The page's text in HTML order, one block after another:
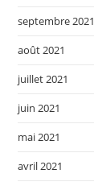
septembre 2021
août 2021
juillet 2021
juin 2021
mai 2021
avril 2021